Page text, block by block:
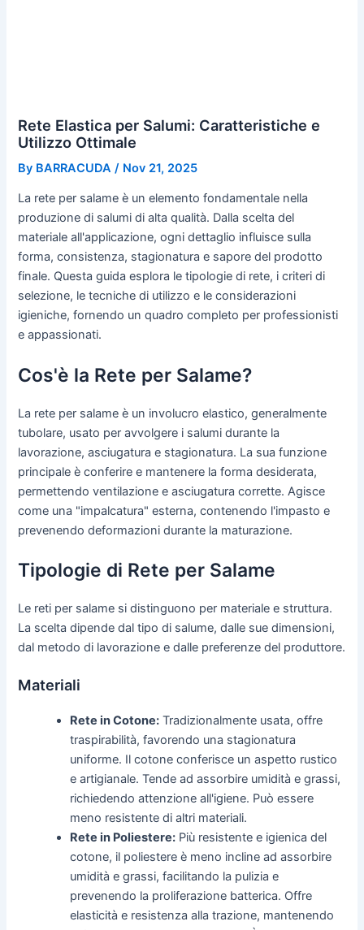
Rete Elastica per Salumi: Caratteristiche e
Utilizzo Ottimale
By BARRACUDA / Nov 21, 2025
La rete per salame è un elemento fondamentale nella
produzione di salumi di alta qualità. Dalla scelta del
materiale all'applicazione, ogni dettaglio influisce sulla
forma, consistenza, stagionatura e sapore del prodotto
finale. Questa guida esplora le tipologie di rete, i criteri di
selezione, le tecniche di utilizzo e le considerazioni
igieniche, fornendo un quadro completo per professionisti
e appassionati.
Cos'è la Rete per Salame?
La rete per salame è un involucro elastico, generalmente
tubolare, usato per avvolgere i salumi durante la
lavorazione, asciugatura e stagionatura. La sua funzione
principale è conferire e mantenere la forma desiderata,
permettendo ventilazione e asciugatura corrette. Agisce
come una "impalcatura" esterna, contenendo l'impasto e
prevenendo deformazioni durante la maturazione.
Tipologie di Rete per Salame
Le reti per salame si distinguono per materiale e struttura.
La scelta dipende dal tipo di salume, dalle sue dimensioni,
dal metodo di lavorazione e dalle preferenze del produttore.
Materiali
Rete in Cotone: Tradizionalmente usata, offre
traspirabilità, favorendo una stagionatura
uniforme. Il cotone conferisce un aspetto rustico
e artigianale. Tende ad assorbire umidità e grassi,
richiedendo attenzione all'igiene. Può essere
meno resistente di altri materiali.
Rete in Poliestere: Più resistente e igienica del
cotone, il poliestere è meno incline ad assorbire
umidità e grassi, facilitando la pulizia e
prevenendo la proliferazione batterica. Offre
elasticità e resistenza alla trazione, mantenendo